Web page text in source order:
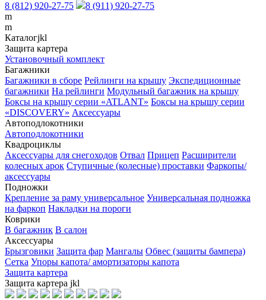
8 (812) 920-27-75
8 (911) 920-27-75
m
m
Каталогjkl
Защита картера
Установочный комплект
Багажники
Багажники в сборе Рейлинги на крышу Экспедиционные
багажники На рейлинги Модульный багажник на крышу
Боксы на крышу серии «ATLANT» Боксы на крышу серии
«DISCOVERY» Аксессуары
Автоподлокотники
Автоподлокотники
Квадроциклы
Аксессуары для снегоходов Отвал Прицеп Расширители
колесных арок Ступичные (колесные) проставки Фаркопы/
аксессуары
Подножки
Крепление за раму универсальное Универсальная подножка
на фаркоп Накладки на пороги
Коврики
В багажник В салон
Аксессуары
Брызговики Защита фар Мангалы Обвес (защиты бампера)
Сетка Упоры капота/ амортизаторы капота
Защита картера
Защита картера jkl